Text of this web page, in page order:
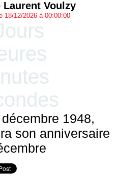
Voulzy
18/12/2026 à 00:00:00
1948,
son anniversaire